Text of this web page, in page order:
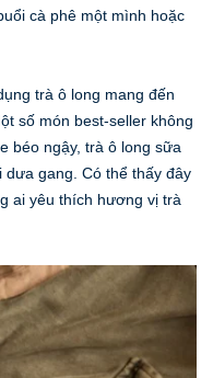
cà phê một mình hoặc
trà ô long mang đến
số món best-seller không
béo ngậy, trà ô long sữa
dưa gang. Có thể thấy đây
ai yêu thích hương vị trà